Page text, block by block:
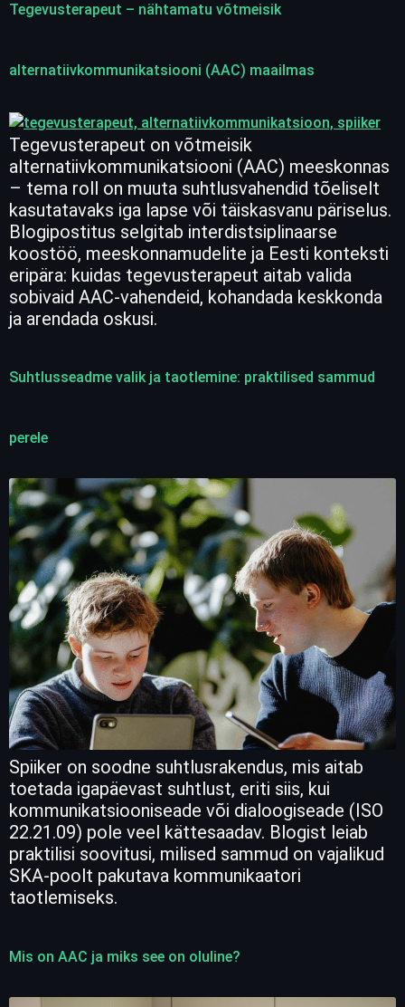
Tegevusterapeut – nähtamatu võtmeisik
alternatiivkommunikatsiooni (AAC) maailmas
Tegevusterapeut on võtmeisik
alternatiivkommunikatsiooni (AAC) meeskonnas
– tema roll on muuta suhtlusvahendid tõeliselt
kasutatavaks iga lapse või täiskasvanu päriselus.
Blogipostitus selgitab interdistsiplinaarse
koostöö, meeskonnamudelite ja Eesti konteksti
eripära: kuidas tegevusterapeut aitab valida
sobivaid AAC-vahendeid, kohandada keskkonda
ja arendada oskusi.
Suhtlusseadme valik ja taotlemine: praktilised sammud
perele
Spiiker on soodne suhtlusrakendus, mis aitab
toetada igapäevast suhtlust, eriti siis, kui
kommunikatsiooniseade või dialoogiseade (ISO
22.21.09) pole veel kättesaadav. Blogist leiab
praktilisi soovitusi, milised sammud on vajalikud
SKA-poolt pakutava kommunikaatori
taotlemiseks.
Mis on AAC ja miks see on oluline?